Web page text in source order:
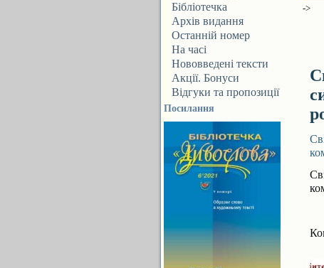
Бібліотечка
ДИВОСЛОВА
Архів видання
Останній номер
На часі
Нововведені тексти
Акції. Бонуси
Відгуки та пропозиції
Посилання
->